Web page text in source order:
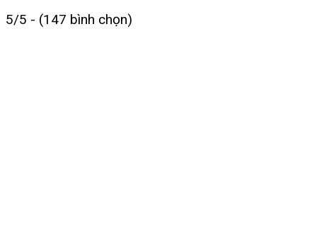
5/5 - (147 bình chọn)